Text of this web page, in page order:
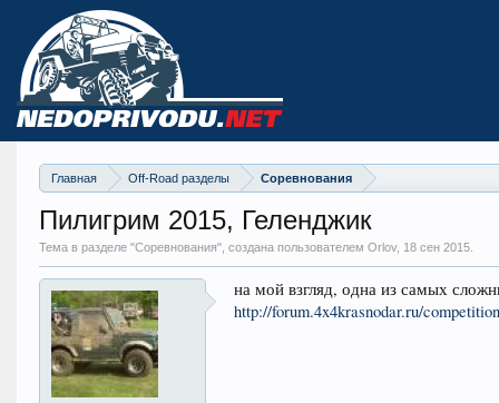
Главная Off-Road разделы Соревнования
Пилигрим 2015, Геленджик
Тема в разделе "Соревнования", создана пользователем Orlov, 18 сен 2015.
на мой взгляд, одна из самых
http://forum.4x4krasnodar.ru/